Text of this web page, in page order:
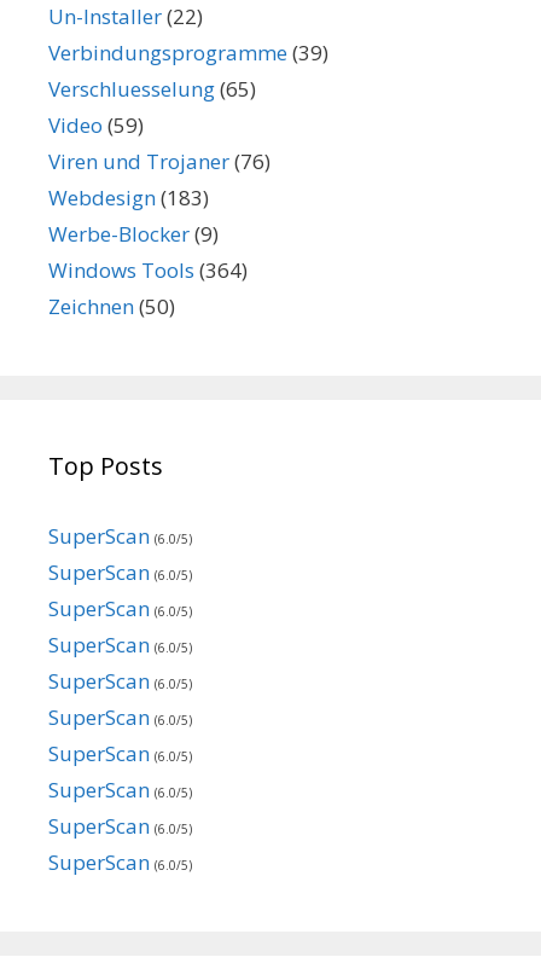
Un-Installer(22)
Verbindungsprogramme(39)
Verschluesselung(65)
Video (59)
Viren und Trojaner(76)
Webdesign(183)
Werbe-Blocker(9)
Windows Tools (364)
Zeichnen(50)
Top Posts
SuperScan (6.0/5)
SuperScan (6.0/5)
SuperScan (6.0/5)
SuperScan (6.0/5)
SuperScan (6.0/5)
SuperScan (6.0/5)
SuperScan (6.0/5)
SuperScan (6.0/5)
SuperScan (6.0/5)
SuperScan (6.0/5)